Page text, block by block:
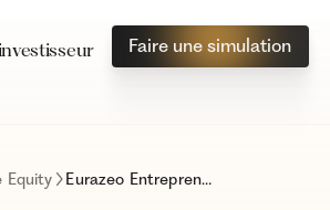
Faire une simulation
Equity Eurazeo Entrepreneurs Club II : analyse du FCPR par Ramify